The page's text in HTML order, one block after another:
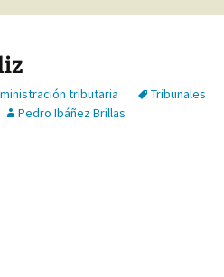
tributaria
Tribunales
Pedro Ibáñez Brillas